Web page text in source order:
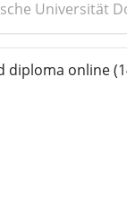
Universität
diploma online